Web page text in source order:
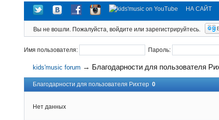
НА САЙТ
Вы не вошли. Пожалуйста, войдите или зарегистрируйтесь.
Имя пользователя: Пароль:
kids'music forum → Благодарности для пользователя
Благодарности для пользователя Рихтер 0
Нет данных